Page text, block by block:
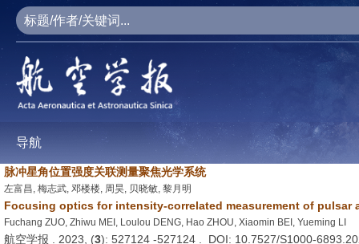
导航
脉冲星角位置强度关联测量聚焦光学系统
左富昌, 梅志武, 邓楼楼, 周昊, 贝晓敏, 黎月明
Focusing optics for intensity-correlated measurement of pulsar
Fuchang ZUO, Zhiwu MEI, Loulou DENG, Hao ZHOU, Xiaomin BEI, Yueming LI
航空学报 . 2023, (3): 527124 -527124 . DOI: 10.7527/S1000-